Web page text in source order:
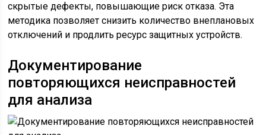
скрытые дефекты, повышающие риск отказа. Эта
методика позволяет снизить количество внеплановых
отключений и продлить ресурс защитных устройств.
Документирование
повторяющихся неисправностей
для анализа